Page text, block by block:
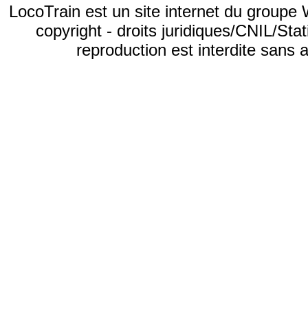
LocoTrain est un site internet du groupe
copyright- droits juridiques/CNIL/
reproduction est interdite sans